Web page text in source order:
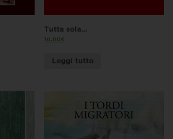
Tutta sola…
10,00€
Leggi tutto